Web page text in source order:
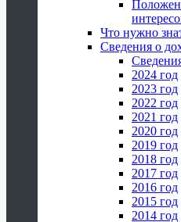
Что нужно
Сведения о
2024 год
2023 год
2022 год
2021 год
2020 год
2019 год
2018 год
2017 год
2016 год
2015 год
2014 год